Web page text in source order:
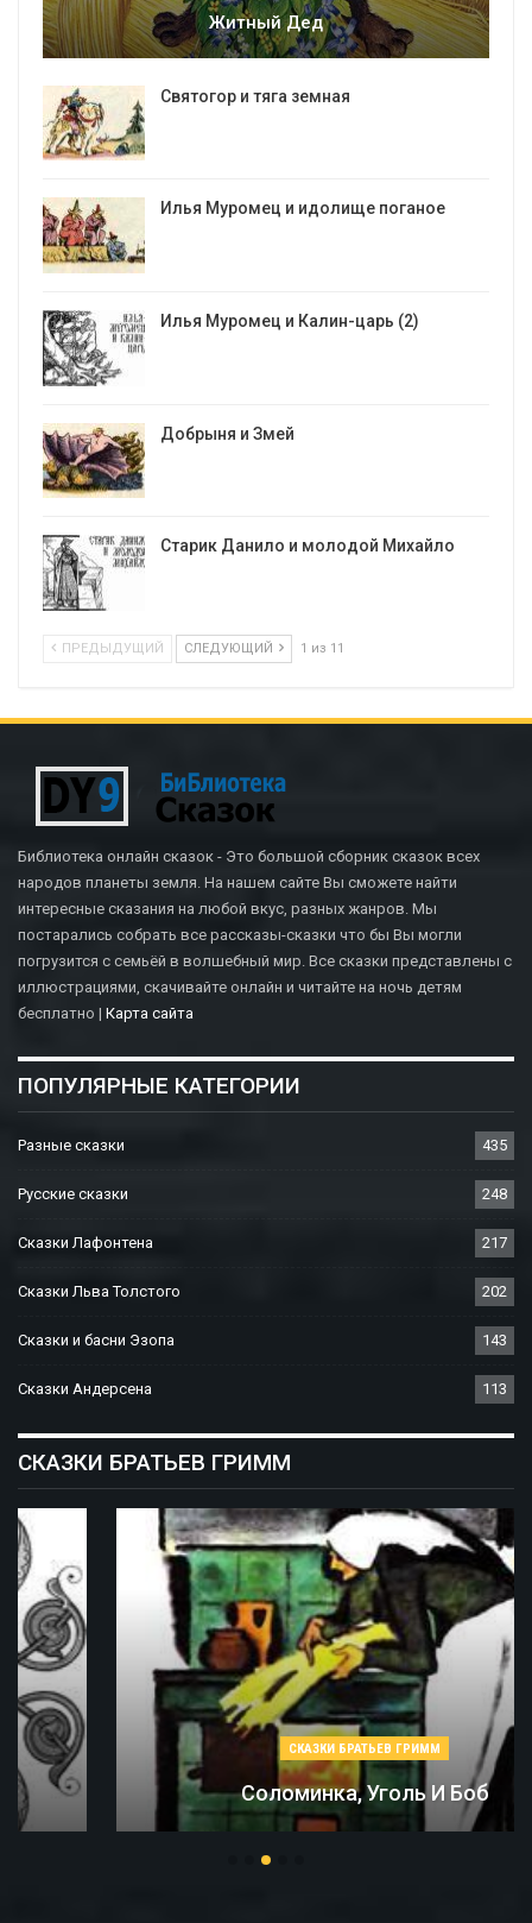
Житный Дед
Святогор и тяга земная
Илья Муромец и идолище поганое
Илья Муромец и Калин-царь (2)
Добрыня и Змей
Старик Данило и молодой Михайло
ПРЕДЫДУЩИЙ СЛЕДУЮЩИЙ 1 из 11
Библиотека онлайн сказок - Это большой сборник сказок всех
народов планеты земля. На нашем сайте Вы сможете найти
интересные сказания на любой вкус, разных жанров. Мы
постарались собрать все рассказы-сказки что бы Вы могли
погрузится с семьёй в волшебный мир. Все сказки представлены с
иллюстрациями, скачивайте онлайн и читайте на ночь детям
бесплатно | Карта сайта
ПОПУЛЯРНЫЕ КАТЕГОРИИ
Разные сказки 435
Русские сказки 248
Сказки Лафонтена 217
Сказки Льва Толстого 202
Сказки и басни Эзопа 143
Сказки Андерсена 113
СКАЗКИ БРАТЬЕВ ГРИММ
СКАЗКИ БРАТЬЕВ ГРИММ
Соломинка, Уголь И Боб